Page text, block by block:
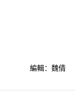
編輯：魏倩